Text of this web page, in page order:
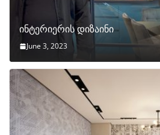
ინტერიერის დიზაინი
June 3, 2023